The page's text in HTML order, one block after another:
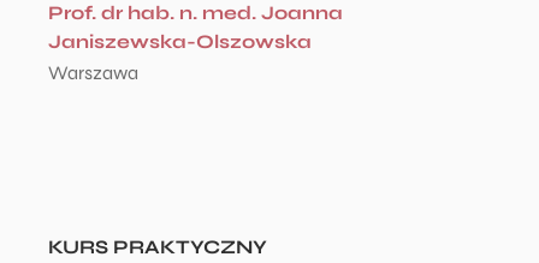
Prof. dr hab. n. med. Joanna
Janiszewska-Olszowska
Warszawa
KURS PRAKTYCZNY